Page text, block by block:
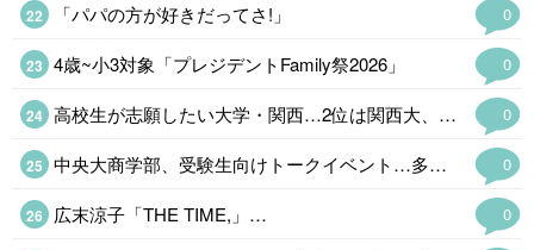
0
「パパの方が好きだってさ!」
0
4歳~小3対象「プレジデントFamily祭2026」
0
高校生が志願したい大学・関西…2位は関西大、1位は?
0
中央大商学部、受験生向けトークイベント…多摩・Zoomで8/22
0
広末涼子「THE TIME,」…